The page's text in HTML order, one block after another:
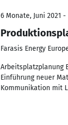
6 Monate, Juni 2021 -
Farasis Energy
Arbeitsplatzplanung
Einführung neuer
Kommunikation mit